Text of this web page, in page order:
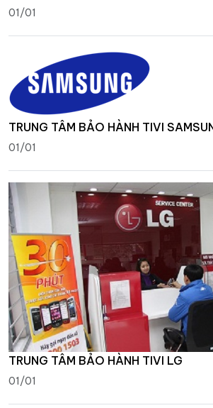
01/01
TRUNG TÂM BẢO HÀNH TIVI
01/01
TRUNG TÂM BẢO HÀNH TIVI LG
01/01